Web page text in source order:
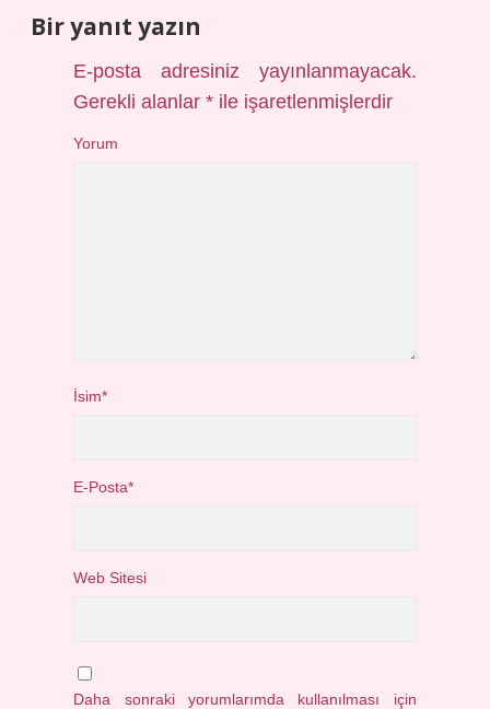
Bir yanıt yazın
E-posta adresiniz yayınlanmayacak.
Gerekli alanlar* ile işaretlenmişlerdir
Yorum
İsim*
E-Posta*
Web Sitesi
Daha sonraki yorumlarımda kullanılması için